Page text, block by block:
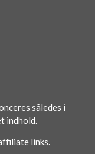
således i
indhold.
links.